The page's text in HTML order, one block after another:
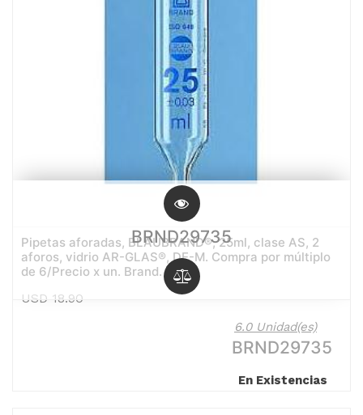
Pipetas aforadas, BLAUBRAND®, 25ml, clase AS, 2
aforos, vidrio AR-GLAS®, DE-M. Compra por múltiplo
de 6/Precio x un. Brand.
USD 18.90
BRND29735
6.0 Unidad(es)
BRND29735
En Existencias